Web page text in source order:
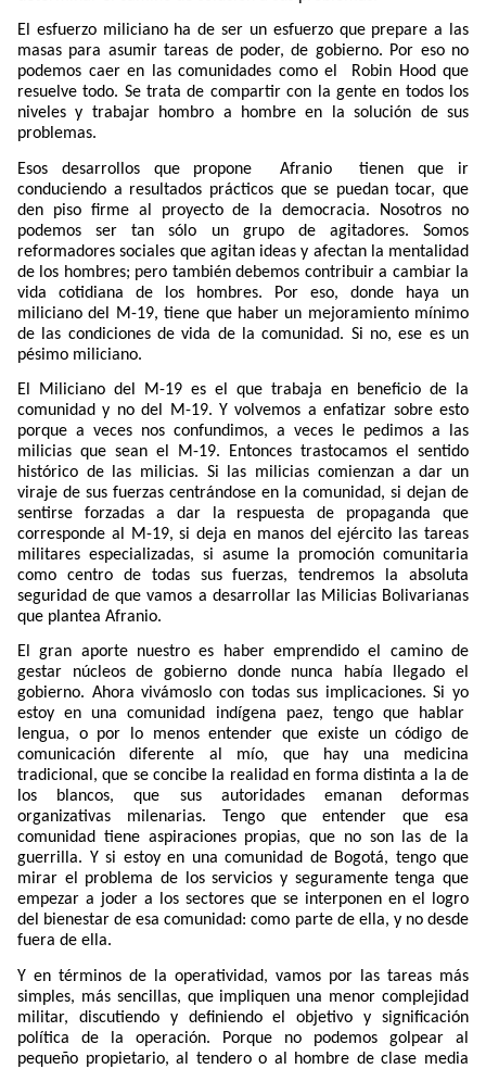
El esfuerzo miliciano ha de ser un esfuerzo que prepare a las
masas para asumir tareas de poder, de gobierno. Por eso no
podemos caer en las comunidades como el
Robin Hood que
resuelve todo. Se trata de compartir con la gente en todos los
niveles y trabajar hombro a hombre en la solución de sus
problemas.
Esos desarrollos que propone Afranio
tienen que ir
conduciendo a resultados prácticos que se puedan tocar, que
den piso firme al proyecto de la democracia. Nosotros no
podemos ser tan sólo un grupo de agitadores. Somos
reformadores sociales que agitan ideas y afectan la mentalidad
de los hombres; pero también debemos contribuir a cambiar la
vida cotidiana de los hombres. Por eso, donde haya un
miliciano del M-19, tiene que haber un mejoramiento mínimo
de las condiciones de vida de la comunidad. Si no, ese es un
pésimo miliciano.
El Miliciano del M-19 es el que trabaja en beneficio de la
comunidad y no del M-19. Y volvemos a enfatizar sobre esto
porque a veces nos confundimos, a veces le pedimos a las
milicias que sean el M-19. Entonces trastocamos el sentido
histórico de las milicias. Si las milicias comienzan a dar un
viraje de sus fuerzas centrándose en la comunidad, si dejan de
sentirse forzadas a dar la respuesta de propaganda que
corresponde al M-19, si deja en manos del ejército las tareas
militares especializadas, si asume la promoción comunitaria
como centro de todas sus fuerzas, tendremos la absoluta
seguridad de que vamos a desarrollar las Milicias Bolivarianas
que plantea Afranio.
El gran aporte nuestro es haber emprendido el camino de
gestar núcleos de gobierno donde nunca había llegado el
gobierno. Ahora vivámoslo con todas sus implicaciones. Si yo
estoy en una comunidad indígena paez, tengo que hablar
lengua, o por lo menos entender que existe un código de
comunicación diferente al mío, que hay una medicina
tradicional, que se concibe la realidad en forma distinta a la de
los blancos, que sus autoridades emanan deformas
organizativas milenarias. Tengo que entender que esa
comunidad tiene aspiraciones propias, que no son las de la
guerrilla. Y si estoy en una comunidad de Bogotá, tengo que
mirar el problema de los servicios y seguramente tenga que
empezar a joder a los sectores que se interponen en el logro
del bienestar de esa comunidad: como parte de ella, y no desde
fuera de ella.
Y en términos de la operatividad, vamos por las tareas más
simples, más sencillas, que impliquen una menor complejidad
militar, discutiendo y definiendo el objetivo y significación
política de la operación. Porque no podemos golpear al
pequeño propietario, al tendero o al hombre de clase media